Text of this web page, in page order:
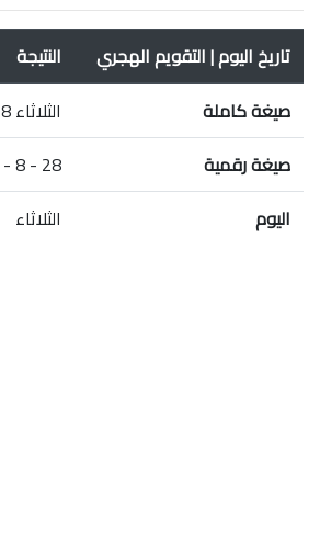
تاريخ اليوم | التقويم الهجري
النتيجة
صيغة كاملة
الثلاثاء 28 شعبان 1441 هـ
صيغة رقمية
28 - 8 - 1441 هـ
اليوم
الثلاثاء